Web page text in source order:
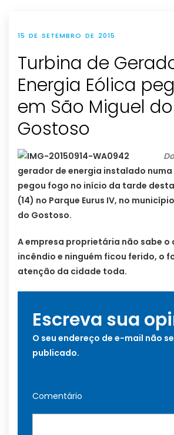
15 DE SETEMBRO DE 2015
Turbina de
Energia Eólica
em São Miguel do
Gostoso
gerador de energia instalado
pegou fogo no início da tarde
(14) no Parque Eurus IV, no
do Gostoso.
A empresa proprietária não sabe o
incêndio e ninguém ficou ferido, o
atenção da cidade toda.
Escreva sua
O seu endereço de e-mail não
publicado.
Comentário